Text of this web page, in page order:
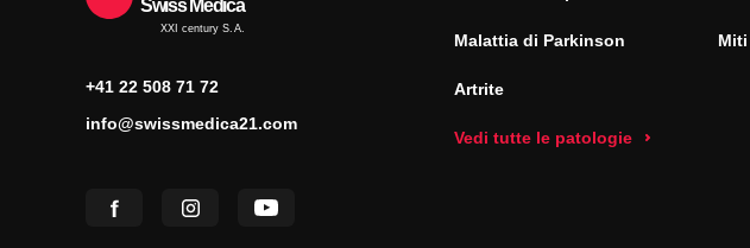
Swiss Medica
XXI century S.A.
+41 22 508 71 72
info@swissmedica21.com
Malattia di Parkinson
Artrite
Vedi tutte le patologie